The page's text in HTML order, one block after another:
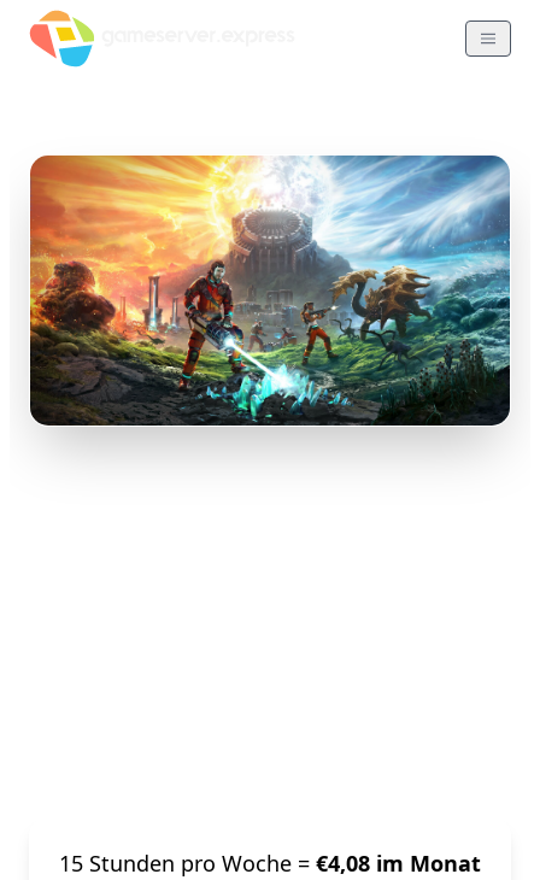
StarRupture
15 Stunden pro Woche = €4,08 im Monat